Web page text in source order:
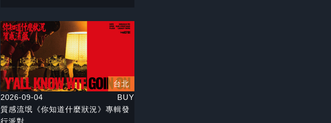
台北
2026-09-04
BUY
質感流氓《你知道什麼狀況》專輯發
行派對